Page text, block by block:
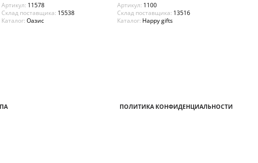
Артикул: 11578
Склад поставщика: 15538
Каталог: Оазис
Артикул: 1100
Склад поставщика: 13516
Каталог: Happy gifts
ПОЛИТИКА КОНФИДЕНЦИАЛЬНОСТИ